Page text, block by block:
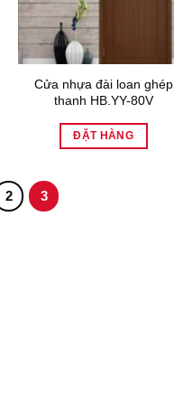
Cửa nhựa đài loan ghép
thanh HB.YY-80V
ĐẶT HÀNG
2 3